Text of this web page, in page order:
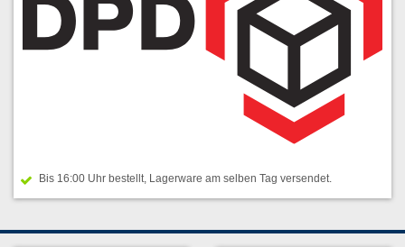
Bis 16:00 Uhr bestellt, Lagerware am selben Tag versendet.